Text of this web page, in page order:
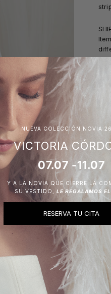
NUEVA COLECCIÓN NOVIA
VICTORIA
07.07 -11.07
Y A LA NOVIA QUE CIERRE LA
SU VESTIDO, LE REGALAMOS
RESERVA TU CITA